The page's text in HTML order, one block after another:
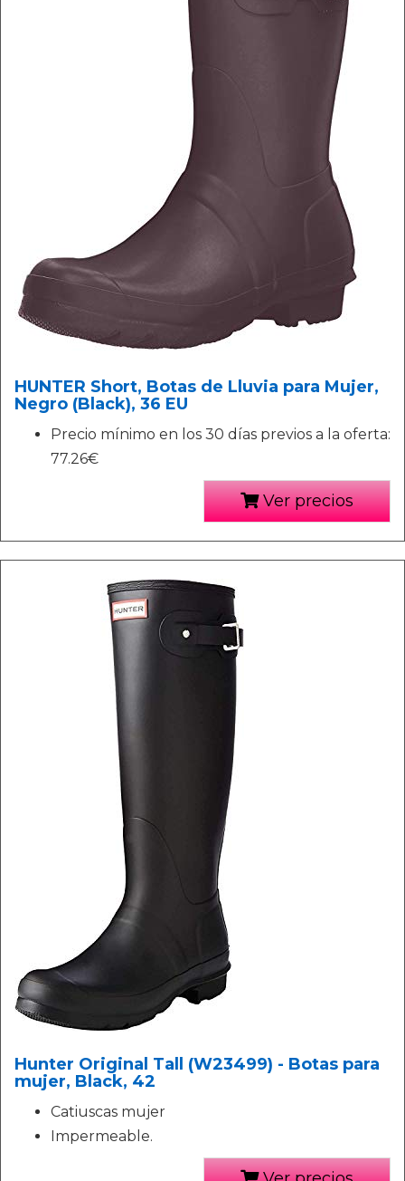
HUNTER Short, Botas de Lluvia para Mujer,
Negro (Black), 36 EU
Precio mínimo en los 30 días previos a la oferta:
77.26€
Ver precios
Hunter Original Tall (W23499) - Botas para
mujer, Black, 42
Catiuscas mujer
Impermeable.